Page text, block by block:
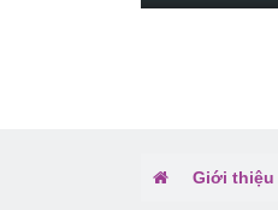
Giới thiệu